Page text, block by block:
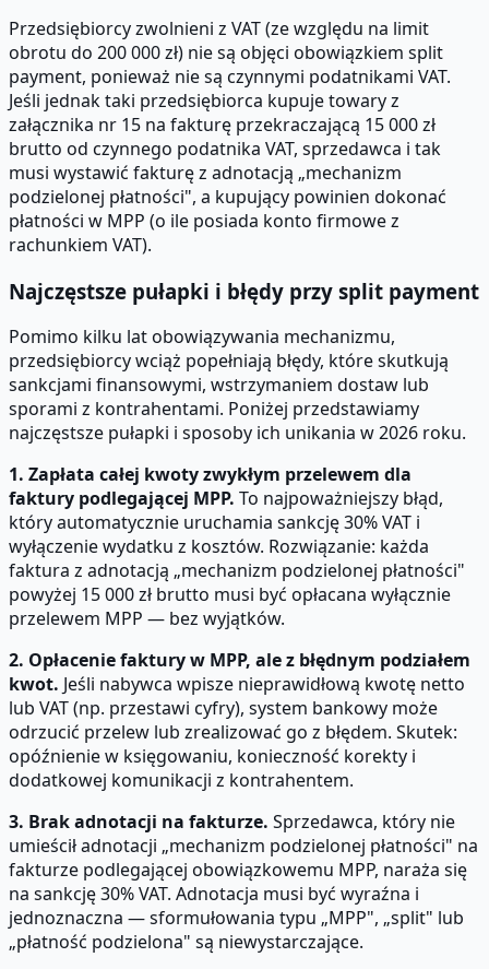
Przedsiębiorcy zwolnieni z VAT (ze względu na limit
obrotu do 200 000 zł) nie są objęci obowiązkiem split
payment, ponieważ nie są czynnymi podatnikami VAT.
Jeśli jednak taki przedsiębiorca kupuje towary z
załącznika nr 15 na fakturę przekraczającą 15 000 zł
brutto od czynnego podatnika VAT, sprzedawca i tak
musi wystawić fakturę z adnotacją „mechanizm
podzielonej płatności", a kupujący powinien dokonać
płatności w MPP (o ile posiada konto firmowe z
rachunkiem VAT).
Najczęstsze pułapki i błędy przy split payment
Pomimo kilku lat obowiązywania mechanizmu,
przedsiębiorcy wciąż popełniają błędy, które skutkują
sankcjami finansowymi, wstrzymaniem dostaw lub
sporami z kontrahentami. Poniżej przedstawiamy
najczęstsze pułapki i sposoby ich unikania w 2026 roku.
1. Zapłata całej kwoty zwykłym przelewem dla
faktury podlegającej MPP. To najpoważniejszy błąd,
który automatycznie uruchamia sankcję 30% VAT i
wyłączenie wydatku z kosztów. Rozwiązanie: każda
faktura z adnotacją „mechanizm podzielonej płatności"
powyżej 15 000 zł brutto musi być opłacana wyłącznie
przelewem MPP — bez wyjątków.
2. Opłacenie faktury w MPP, ale z błędnym podziałem
kwot. Jeśli nabywca wpisze nieprawidłową kwotę netto
lub VAT (np. przestawi cyfry), system bankowy może
odrzucić przelew lub zrealizować go z błędem. Skutek:
opóźnienie w księgowaniu, konieczność korekty i
dodatkowej komunikacji z kontrahentem.
3. Brak adnotacji na fakturze. Sprzedawca, który nie
umieścił adnotacji „mechanizm podzielonej płatności" na
fakturze podlegającej obowiązkowemu MPP, naraża się
na sankcję 30% VAT. Adnotacja musi być wyraźna i
jednoznaczna — sformułowania typu „MPP", „split" lub
„płatność podzielona" są niewystarczające.